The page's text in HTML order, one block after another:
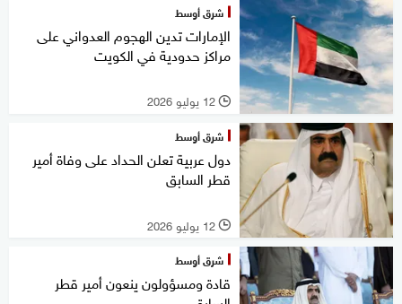
شرق أوسط
الإمارات تدين الهجوم العدواني على
مراكز حدودية في الكويت
l 12 يوليو 2026
شرق أوسط
دول عربية تعلن الحداد على وفاة أمير
قطر السابق
l 12 يوليو 2026
شرق أوسط
قادة ومسؤولون ينعون أمير قطر